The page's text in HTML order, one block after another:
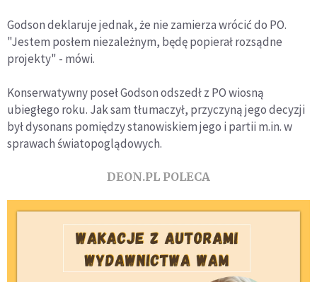
Godson deklaruje jednak, że nie zamierza wrócić do PO.
"Jestem posłem niezależnym, będę popierał rozsądne
projekty" - mówi.
Konserwatywny poseł Godson odszedł z PO wiosną
ubiegłego roku. Jak sam tłumaczył, przyczyną jego decyzji
był dysonans pomiędzy stanowiskiem jego i partii m.in. w
sprawach światopoglądowych.
DEON.PL POLECA